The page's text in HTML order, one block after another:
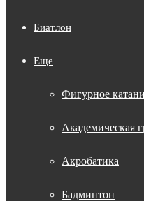
Биатлон
Еще
Фигурное
Академическая
Акробатика
Бадминтон